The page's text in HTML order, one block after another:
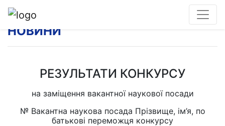
НОВИНИ
РЕЗУЛЬТАТИ КОНКУРСУ
на заміщення вакантної наукової посади
№ Вакантна наукова посада Прізвище, ім’я, по
батькові переможця конкурсу